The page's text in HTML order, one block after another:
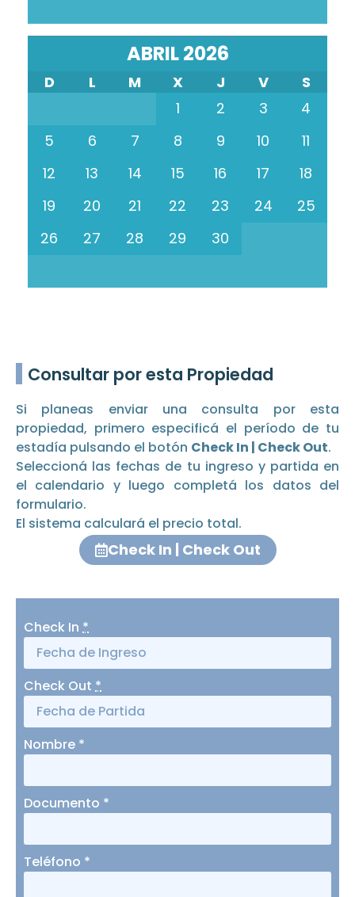
ABRIL 2026
D L M X J V
S
1
2 3
4
5
6 7 8 9 10
11
12
13 14 15 16 17
18
19
20 21 22 23 24
25
26
27 28 29 30
Consultar por esta Propiedad
Si planeas enviar una consulta por esta
propiedad, primero especificá el período de tu
estadía pulsando el botón Check In | Check Out.
Seleccioná las fechas de tu ingreso y partida en
el calendario y luego completá los datos del
formulario.
El sistema calculará el precio total.
Check In | Check Out
Check In *
Check Out *
Nombre *
Documento *
Teléfono *